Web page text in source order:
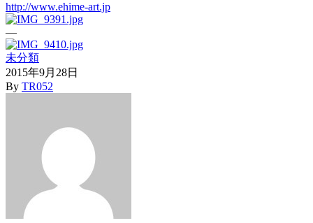
http://www.ehime-art.jp
—
未分類
2015年9月28日
By TR052